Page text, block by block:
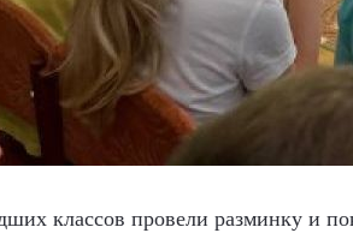
классов провели разминку и